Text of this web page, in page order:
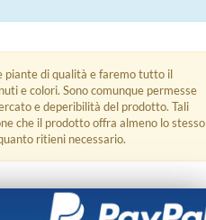
piante di qualità e faremo tutto il
e colori. Sono comunque permesse
e deperibilità del prodotto. Tali
che il prodotto offra almeno lo stesso
ritieni necessario.